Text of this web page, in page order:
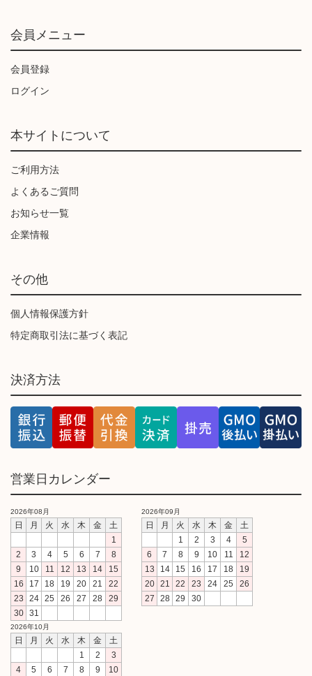
会員メニュー
会員登録
ログイン
本サイトについて
ご利用方法
よくあるご質問
お知らせ一覧
企業情報
その他
個人情報保護方針
特定商取引法に基づく表記
決済方法
営業日カレンダー
2026年08月
日 月 火 水 木 金
土
1
2
3 4 5 6 7
8
9
10 11 12 13 14
15
16
17 18 19 20 21
22
23
24 25 26 27 28
29
30
31
2026年09月
日 月 火 水 木 金
土
1
2 3 4
5
6
7 8 9 10 11
12
13
14 15 16 17 18
19
20
21 22 23 24 25
26
27
28 29 30
2026年10月
日 月 火 水 木 金
土
1
2
3
4
5 6 7 8 9 10